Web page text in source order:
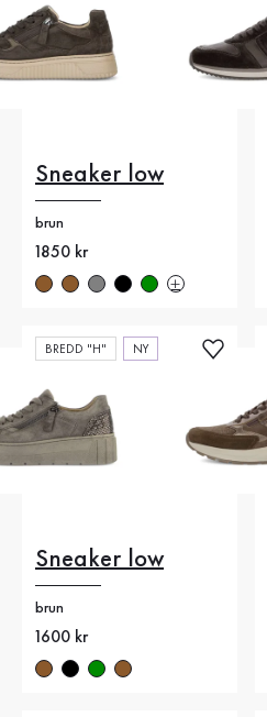
Sneaker low
brun
Nytt pris
1850 kr
BREDD "H" NY
Sneaker low
brun
Nytt pris
1600 kr